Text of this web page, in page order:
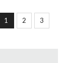
1 2 3